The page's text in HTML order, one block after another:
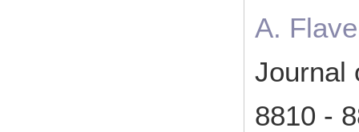
A.
8810 -